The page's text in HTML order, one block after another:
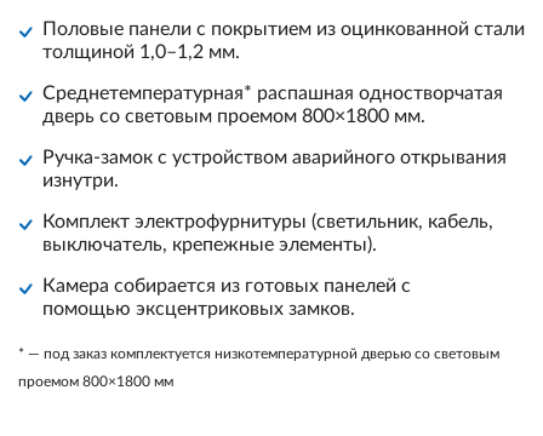
Половые панели с покрытием из оцинкованной стали
толщиной 1,0–1,2 мм.
Среднетемпературная* распашная одностворчатая
дверь со световым проемом 800×1800 мм.
Ручка-замок с устройством аварийного открывания
изнутри.
Комплект электрофурнитуры (светильник, кабель,
выключатель, крепежные элементы).
Камера собирается из готовых панелей с
помощью эксцентриковых замков.
* — под заказ комплектуется низкотемпературной дверью со световым
проемом 800×1800 мм